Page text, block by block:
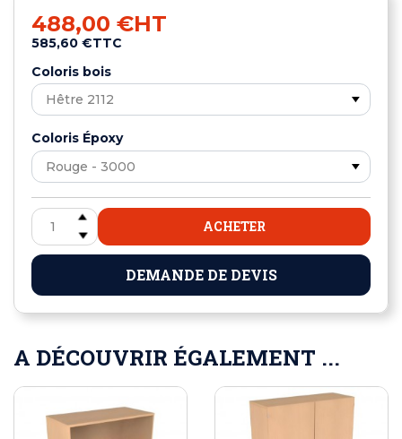
488,00 €HT
585,60 €TTC
Coloris bois
Coloris Époxy
ACHETER
DEMANDE DE DEVIS
A DÉCOUVRIR ÉGALEMENT ...